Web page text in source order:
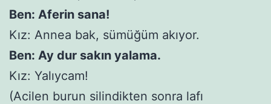
Ben: Aferin sana!
Kız: Annea bak, sümüğüm akıyor.
Ben: Ay dur sakın yalama.
Kız: Yalıycam!
(Acilen burun silindikten sonra lafı